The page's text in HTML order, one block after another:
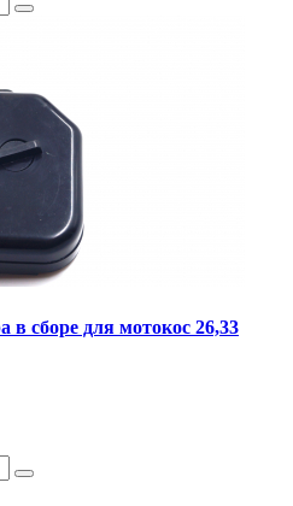
в сборе для мотокос 26,33